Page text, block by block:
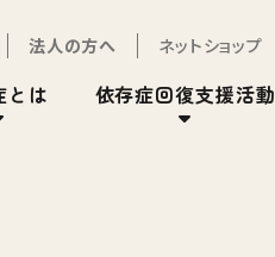
法人の方へ ネットショップ
とは 依存症回復支援活動